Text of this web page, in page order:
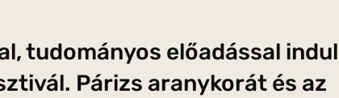
tudományos előadással indul
Párizs aranykorát és az